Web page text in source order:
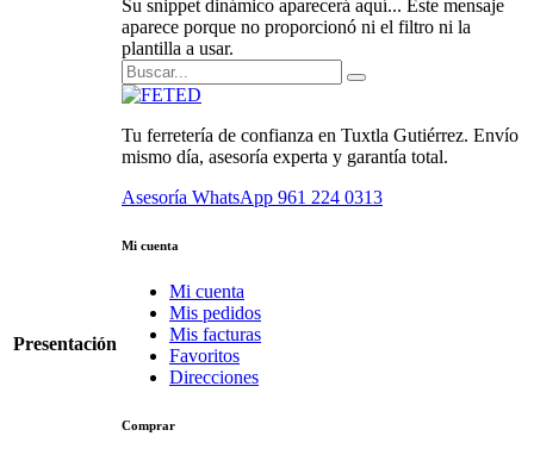
Presentación
Su snippet dinámico aparecerá aquí... Este mensaje
aparece porque no proporcionó ni el filtro ni la
plantilla a usar.
Tu ferretería de confianza en Tuxtla Gutiérrez. Envío
mismo día, asesoría experta y garantía total.
Asesoría WhatsApp 961 224 0313
Mi cuenta
Mi cuenta
Mis pedidos
Mis facturas
Favoritos
Direcciones
Comprar